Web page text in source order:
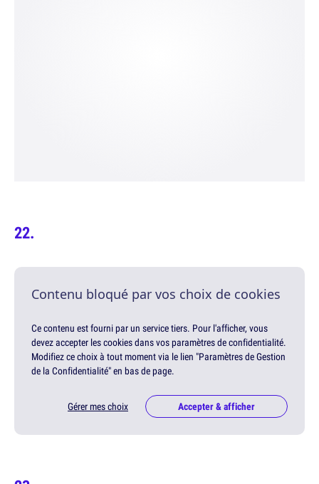
Contenu bloqué par vos choix de cookies
Ce contenu est fourni par un service tiers. Pour l'afficher, vous
devez accepter les cookies dans vos paramètres de confidentialité.
Modifiez ce choix à tout moment via le lien "Paramètres de Gestion
de la Confidentialité" en bas de page.
Gérer mes choix Accepter & afficher